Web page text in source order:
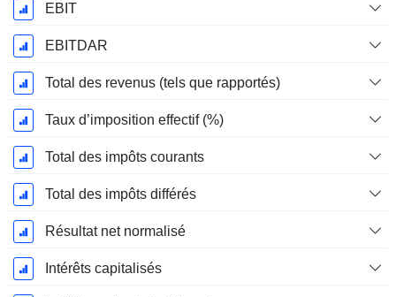
EBIT
EBITDAR
Total des revenus (tels que rapportés)
Taux d’imposition effectif (%)
Total des impôts courants
Total des impôts différés
Résultat net normalisé
Intérêts capitalisés